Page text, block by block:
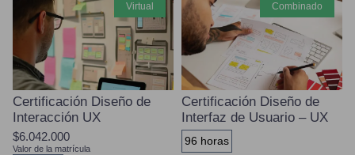
virtual
Certificación Diseño de
Interacción UX
$6.042.000
Valor de la matrícula
combinado
Certificación Diseño de
Interfaz de Usuario – UX
96 horas